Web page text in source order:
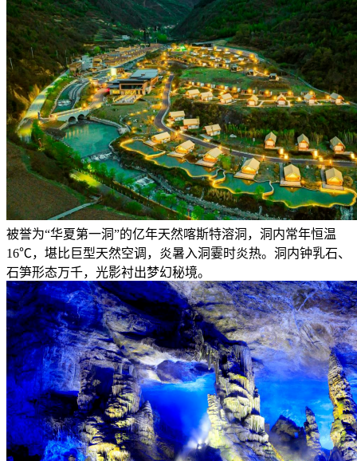
被誉为“华夏第一洞”的亿年天然喀斯特溶洞，洞内常年恒温
16℃，堪比巨型天然空调，炎暑入洞霎时炎热。洞内钟乳石、
石笋形态万千，光影衬出梦幻秘境。